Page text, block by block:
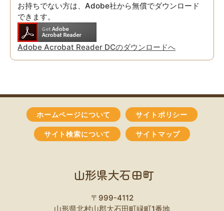
お持ちでない方は、Adobe社から無償でダウンロード
できます。
Adobe Acrobat Reader DCのダウンロードへ
ホームページについて サイトポリシー
サイト検索について サイトマップ
山形県大石田町
〒999-4112
山形県北村山郡大石田町緑町1番地